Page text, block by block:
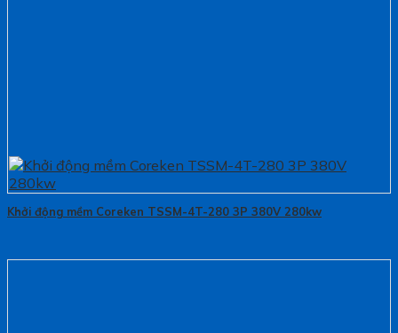
Khởi động mềm Coreken TSSM-4T-280 3P 380V 280kw